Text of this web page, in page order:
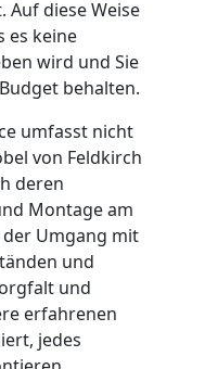
Auf diese Weise
es keine
wird und Sie
behalten.
umfasst nicht
von Feldkirch
deren
Montage am
Umgang mit
und
und
erfahrenen
jedes